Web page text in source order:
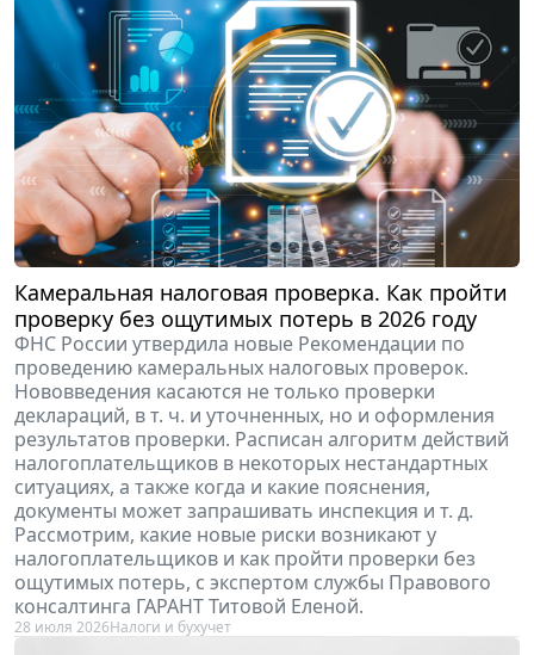
Камеральная налоговая проверка. Как пройти
проверку без ощутимых потерь в 2026 году
ФНС России утвердила новые Рекомендации по
проведению камеральных налоговых проверок.
Нововведения касаются не только проверки
деклараций, в т. ч. и уточненных, но и оформления
результатов проверки. Расписан алгоритм действий
налогоплательщиков в некоторых нестандартных
ситуациях, а также когда и какие пояснения,
документы может запрашивать инспекция и т. д.
Рассмотрим, какие новые риски возникают у
налогоплательщиков и как пройти проверки без
ощутимых потерь, с экспертом службы Правового
консалтинга ГАРАНТ Титовой Еленой.
28 июля 2026Налоги и бухучет